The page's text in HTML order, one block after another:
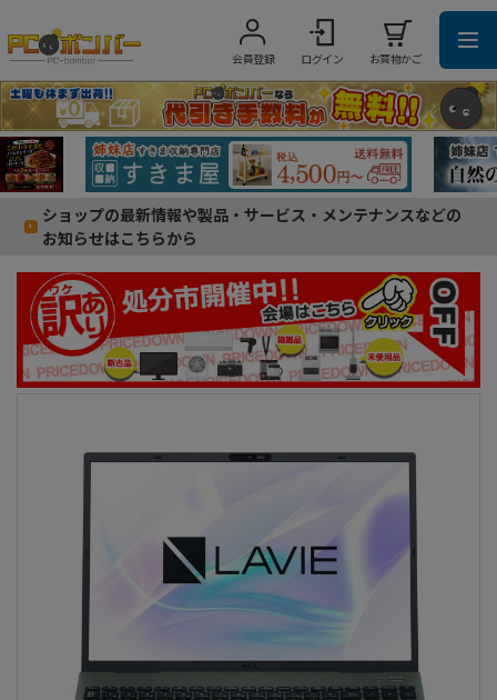
会員登録 ログイン お買物かご
ショップの最新情報や製品・サービス・メンテナンスなどの
お知らせはこちらから